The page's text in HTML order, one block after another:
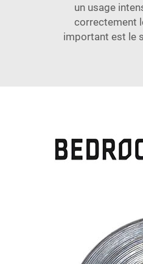
un usage
correctement
important est le